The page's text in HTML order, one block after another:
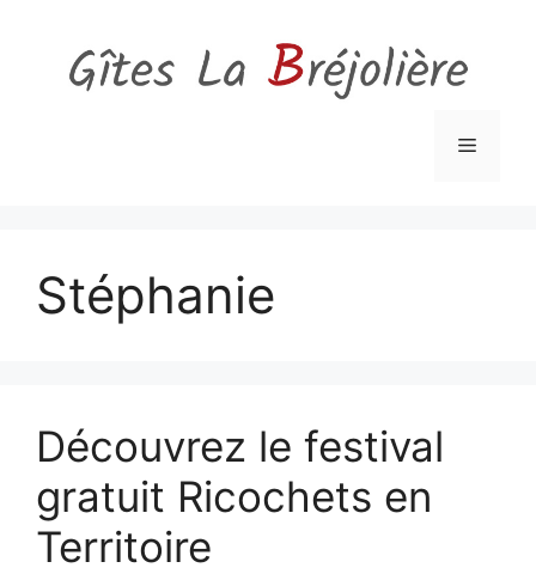
contenu
Menu
Stéphanie
Découvrez le festival
gratuit Ricochets en
Territoire